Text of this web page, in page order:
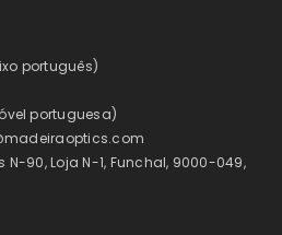
português)
portuguesa)
N-90, Loja N-1, Funchal, 9000-049,